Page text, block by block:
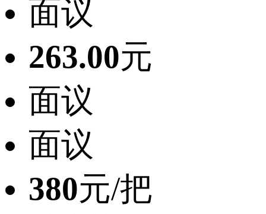
面议
263.00元
面议
面议
380元/把